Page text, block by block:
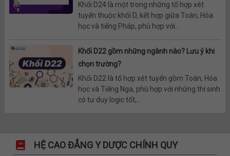
Khối D24 là một trong những tổ hợp xét
tuyển thuộc khối D, kết hợp giữa Toán, Hóa
học và tiếng Pháp, phù hợp với...
Khối D22 gồm những ngành nào? Lưu ý khi
chọn trường?
Khối D22 là tổ hợp xét tuyển gồm Toán, Hóa
học và Tiếng Nga, phù hợp với những thí sinh
có tư duy logic tốt,...
HỆ CAO ĐẲNG Y DƯỢC CHÍNH QUY